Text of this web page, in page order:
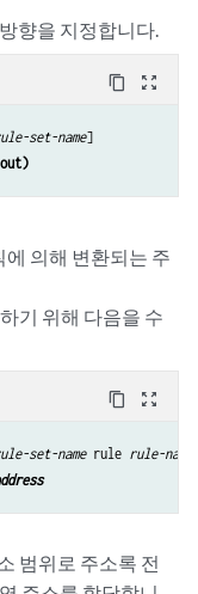
향을 지정합니다.
content_copy zoom_out_map
set-name]
의해 변환되는 주
기 위해 다음을 수
content_copy zoom_out_map
set-name rule rule-name
범위로 주소록 전